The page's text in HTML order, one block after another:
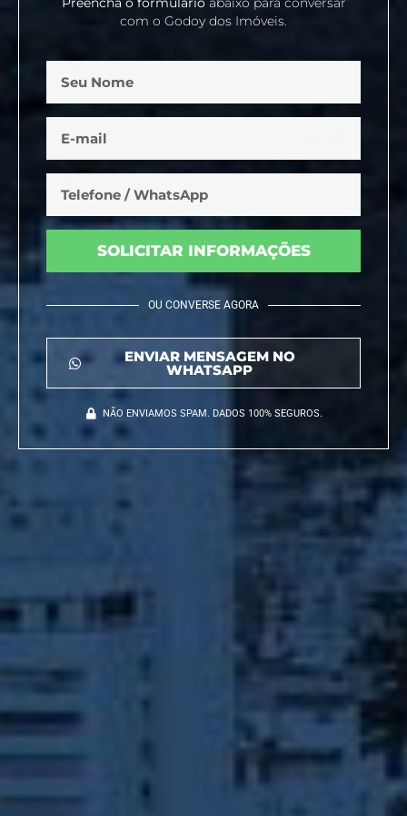
com o Godoy dos Imóveis.
SOLICITAR INFORMAÇÕES
OU CONVERSE AGORA
ENVIAR MENSAGEM NO
WHATSAPP
NÃO ENVIAMOS SPAM. DADOS 100% SEGUROS.